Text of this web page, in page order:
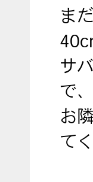
ま
サ
で
お
て